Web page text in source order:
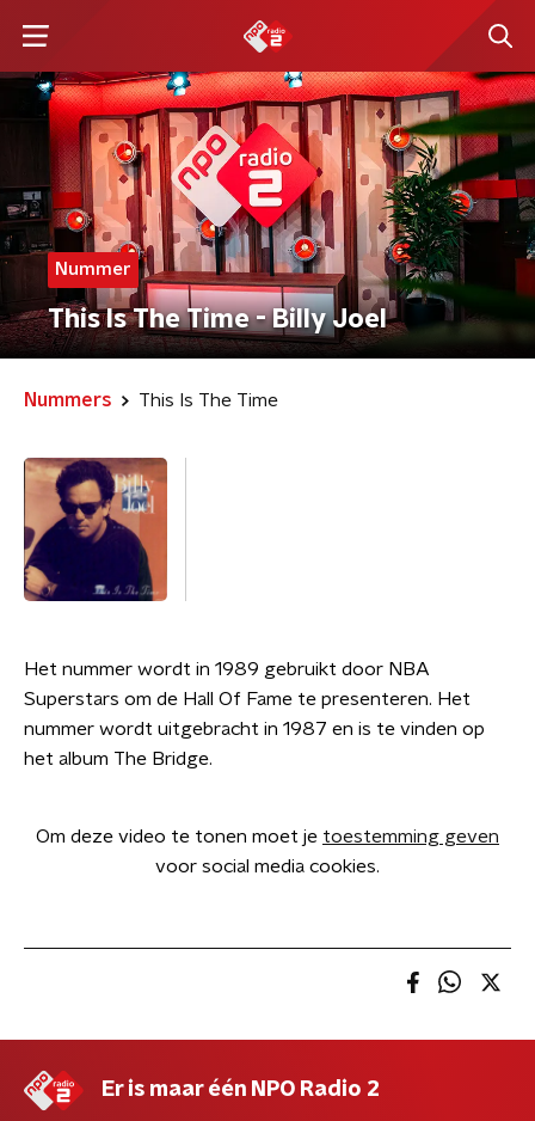
Nummer
This Is The Time - Billy Joel
Nummers This Is The Time
Het nummer wordt in 1989 gebruikt door NBA
Superstars om de Hall Of Fame te presenteren. Het
nummer wordt uitgebracht in 1987 en is te vinden op
het album The Bridge.
Om deze video te tonen moet je toestemming geven
voor social media cookies.
Er is maar één NPO Radio 2